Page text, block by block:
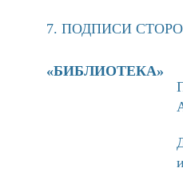
7. ПОДПИСИ
«БИБЛИОТЕКА»